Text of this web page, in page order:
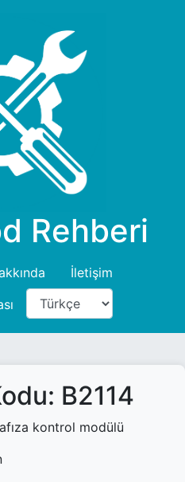
Rehberi
İletişim
B2114
kontrol modülü